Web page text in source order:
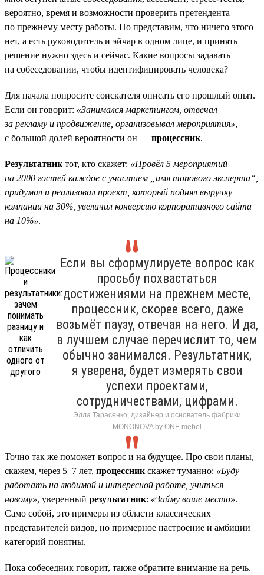
вероятно, время и возможности проверить претендента
по прежнему месту работы. Но представим, что ничего этого
нет, а есть руководитель и эйчар в одном лице, и принять
решение нужно здесь и сейчас. Какие вопросы задавать
на собеседовании, чтобы идентифицировать человека?
Для начала попросите соискателя описать его прошлый опыт.
Если он говорит: «Занимался маркетингом, отвечал
за рекламу и продвижение, организовывал мероприятия», —
с большой долей вероятности он — процессник.
Результатник тот, кто скажет: «Провёл 5 мероприятий
на 2000 гостей каждое с участием „имя топового эксперта“,
придумал и реализовал проект, который поднял выручку
компании на 30%, увеличил конверсию корпоративного сайта
на 10%».
Если вы сформулируете вопрос как
просьбу похвастаться
достижениями на прежнем месте,
процессник, скорее всего, даже
возьмёт паузу, отвечая на него. И да,
в лучшем случае перечислит то, чем
обычно занимался. Результатник,
я уверена, будет измерять свои
успехи проектами,
сотрудничествами, цифрами.
Элла Тарасенко, дизайнер и основатель фабрики
MONONOVA by ONE mebel
Точно так же поможет вопрос и на будущее. Про свои планы,
скажем, через 5–7 лет, процессник скажет туманно: «Буду
работать на любимой и интересной работе, учиться
новому», уверенный результатник: «Займу ваше место».
Само собой, это примеры из области классических
представителей видов, но примерное настроение и амбиции
категорий понятны.
Пока собеседник говорит, также обратите внимание на речь.